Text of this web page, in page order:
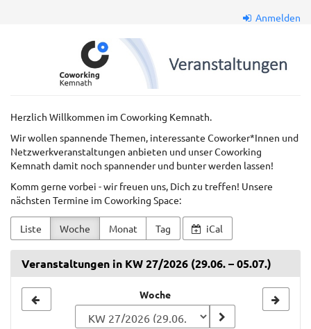
Anmelden
Coworkkem
GmbH
Herzlich Willkommen im Coworking Kemnath.
Wir wollen spannende Themen, interessante Coworker*Innen und
Netzwerkveranstaltungen anbieten und unser Coworking
Kemnath damit noch spannender und bunter werden lassen!
Komm gerne vorbei - wir freuen uns, Dich zu treffen! Unsere
nächsten Termine im Coworking Space:
Liste Woche Monat Tag iCal
Veranstaltungen in KW 27/2026 (29.06. – 05.07.)
zur
Woche